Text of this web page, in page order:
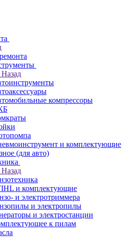
Назад
компрессоры
и комплектующие
(для авто)
Назад
и комплектующие
и электротриммера
и электропилы
и электростанции
к пилам